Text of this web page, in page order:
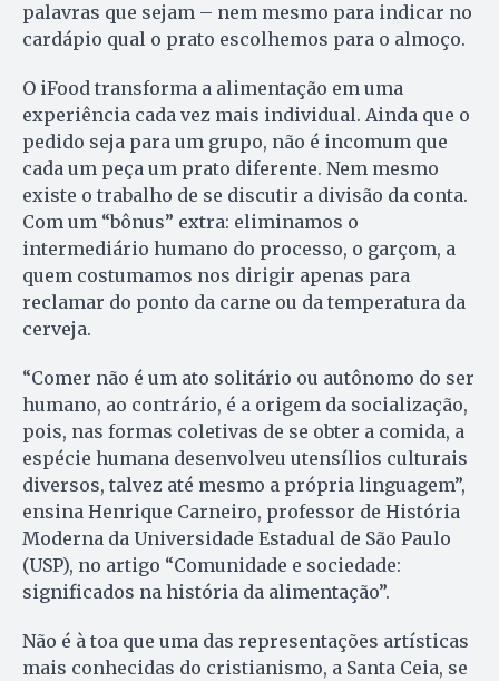
palavras que sejam – nem mesmo para indicar no
cardápio qual o prato escolhemos para o almoço.
O iFood transforma a alimentação em uma
experiência cada vez mais individual. Ainda que o
pedido seja para um grupo, não é incomum que
cada um peça um prato diferente. Nem mesmo
existe o trabalho de se discutir a divisão da conta.
Com um “bônus” extra: eliminamos o
intermediário humano do processo, o garçom, a
quem costumamos nos dirigir apenas para
reclamar do ponto da carne ou da temperatura da
cerveja.
“Comer não é um ato solitário ou autônomo do ser
humano, ao contrário, é a origem da socialização,
pois, nas formas coletivas de se obter a comida, a
espécie humana desenvolveu utensílios culturais
diversos, talvez até mesmo a própria linguagem”,
ensina Henrique Carneiro, professor de História
Moderna da Universidade Estadual de São Paulo
(USP), no artigo “Comunidade e sociedade:
significados na história da alimentação”.
Não é à toa que uma das representações artísticas
mais conhecidas do cristianismo, a Santa Ceia, se